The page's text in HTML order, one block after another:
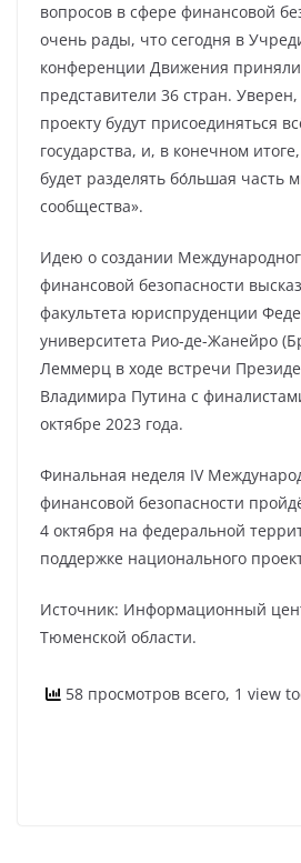
вопросов в сфере финансовой
очень рады, что сегодня в
конференции Движения приняли
представители 36 стран.
проекту будут присоединяться
государства, и, в конечном
будет разделять бо́льшая часть
сообщества».
Идею о создании
финансовой безопасности
факультета юриспруденции
университета Рио-де-Жанейро
Леммерц в ходе встречи
Владимира Путина с
октябре 2023 года.
Финальная неделя IV
финансовой безопасности
4 октября на федеральной
поддержке национального
Источник: Информационный
Тюменской области.
58 просмотров всего, 1 view